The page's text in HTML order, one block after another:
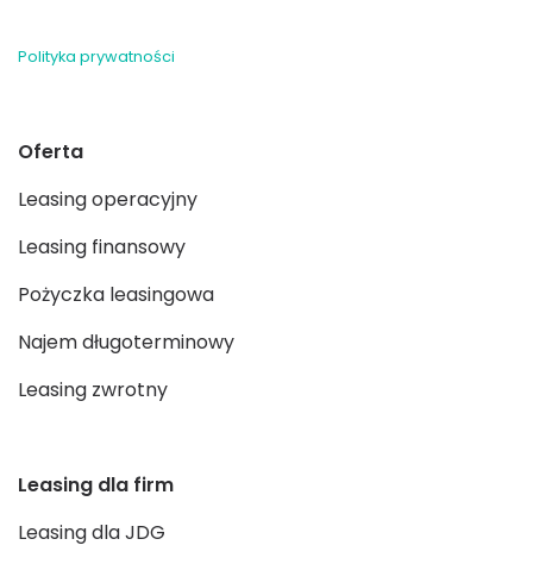
Polityka prywatności
Oferta
Leasing operacyjny
Leasing finansowy
Pożyczka leasingowa
Najem długoterminowy
Leasing zwrotny
Leasing dla firm
Leasing dla JDG